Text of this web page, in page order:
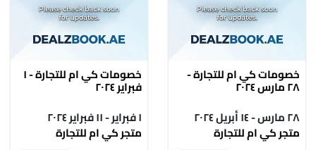
خصومات كي ام للتجارة -
٢٨ مارس ٢٠٢٤
٢٨ مارس - ١٤ أبريل ٢٠٢٤
متجر كي ام للتجارة
خصومات كي ام للتجارة - ١
فبراير ٢٠٢٤
١ فبراير - ١١ فبراير ٢٠٢٤
متجر كي ام للتجارة